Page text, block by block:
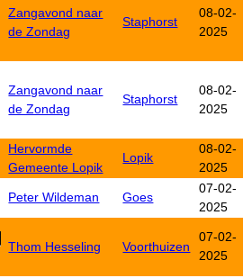
Zangavond naar
de Zondag
Staphorst
08-02-
2025
Zangavond naar
de Zondag
Staphorst
08-02-
2025
Hervormde
Gemeente Lopik
Lopik
08-02-
2025
Peter Wildeman Goes
07-02-
2025
Thom Hesseling Voorthuizen
07-02-
2025